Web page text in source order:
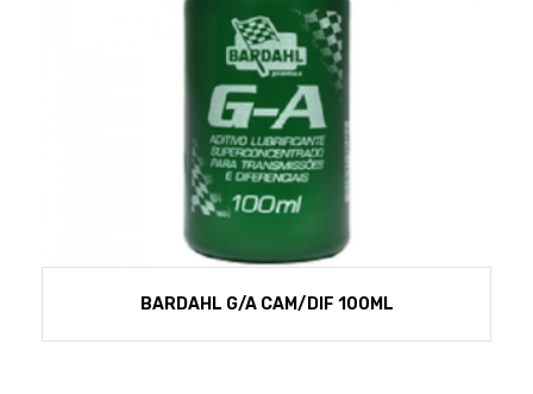
BARDAHL G/A CAM/DIF 100ML